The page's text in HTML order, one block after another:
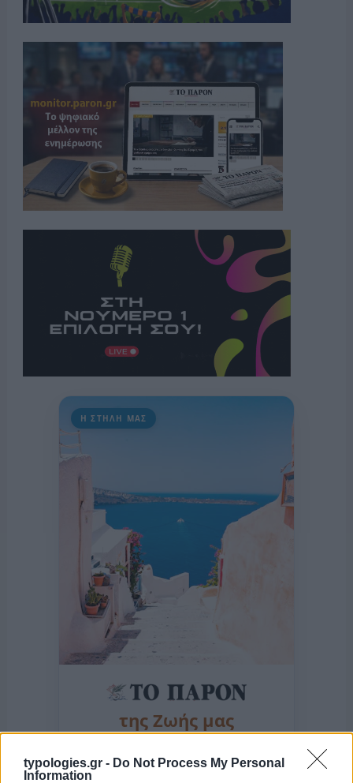
typologies.gr - Do Not Process My Personal
Information
Η ΣΤΗΛΗ ΜΑΣ
της Ζωής μας
το ελληνικό καλοκαίρι και ένας
πολιτισμός που μας ενώνει κάθε μέρα.